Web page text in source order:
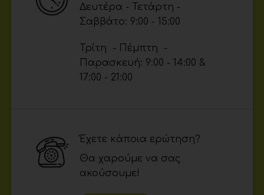
Δευτέρα - Τετάρτη -
Σαββάτο: 9:00 - 15:00
Τρίτη - Πέμπτη -
Παρασκευή: 9:00 - 14:00 &
17:00 - 21:00
Έχετε κάποια ερώτηση?
Θα χαρούμε να σας
ακούσουμε!